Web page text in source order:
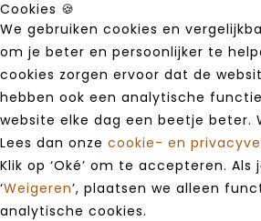
Cookies 🍪
We gebruiken cookies en
om je beter en persoonlijker te
cookies zorgen ervoor dat de
hebben ook een analytische
website elke dag een beetje beter.
Lees dan onze cookie- en
Klik op ‘Oké’ om te accepteren. Als
‘Weigeren’, plaatsen we alleen
analytische cookies.